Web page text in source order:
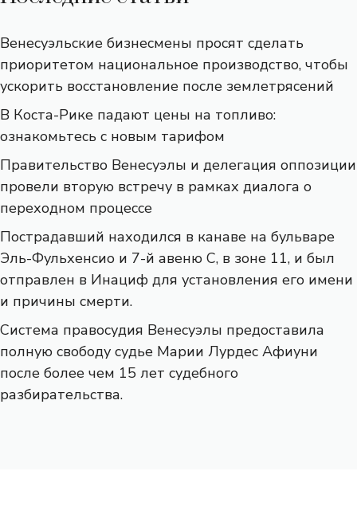
Венесуэльские бизнесмены просят сделать
приоритетом национальное производство, чтобы
ускорить восстановление после землетрясений
В Коста-Рике падают цены на топливо:
ознакомьтесь с новым тарифом
Правительство Венесуэлы и делегация оппозиции
провели вторую встречу в рамках диалога о
переходном процессе
Пострадавший находился в канаве на бульваре
Эль-Фульхенсио и 7-й авеню С, в зоне 11, и был
отправлен в Инациф для установления его имени
и причины смерти.
Система правосудия Венесуэлы предоставила
полную свободу судье Марии Лурдес Афиуни
после более чем 15 лет судебного
разбирательства.